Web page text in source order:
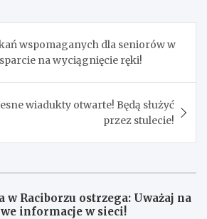
wspomaganych dla seniorów w
na wyciągnięcie ręki!
wiadukty otwarte! Będą służyć
przez stulecie!
w Raciborzu ostrzega: Uważaj na
informacje w sieci!